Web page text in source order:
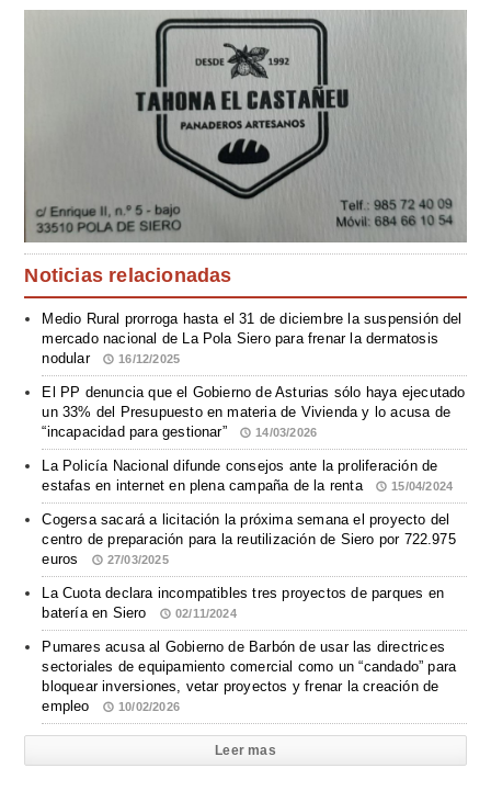
Noticias relacionadas
Medio Rural prorroga hasta el 31 de diciembre la suspensión del
mercado nacional de La Pola Siero para frenar la dermatosis
nodular
16/12/2025
El PP denuncia que el Gobierno de Asturias sólo haya ejecutado
un 33% del Presupuesto en materia de Vivienda y lo acusa de
“incapacidad para gestionar”
14/03/2026
La Policía Nacional difunde consejos ante la proliferación de
estafas en internet en plena campaña de la renta
15/04/2024
Cogersa sacará a licitación la próxima semana el proyecto del
centro de preparación para la reutilización de Siero por 722.975
euros
27/03/2025
La Cuota declara incompatibles tres proyectos de parques en
batería en Siero
02/11/2024
Pumares acusa al Gobierno de Barbón de usar las directrices
sectoriales de equipamiento comercial como un “candado” para
bloquear inversiones, vetar proyectos y frenar la creación de
empleo
10/02/2026
Leer mas